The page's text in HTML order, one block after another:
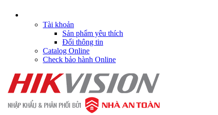
Tài khoản
Sản phẩm yêu thích
Đổi thông tin
Catalog Online
Check bảo hành Online